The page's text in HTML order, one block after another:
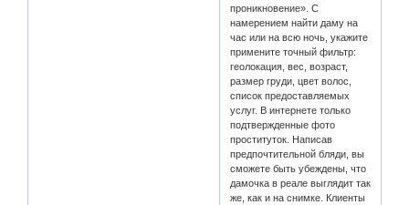
проникновение». С
намерением найти даму на
час или на всю ночь, укажите
примените точный фильтр:
геолокация, вес, возраст,
размер груди, цвет волос,
список предоставляемых
услуг. В интернете только
подтвержденные фото
проституток. Написав
предпочтительной бляди, вы
сможете быть убеждены, что
дамочка в реале выглядит так
же, как и на снимке. Клиенты